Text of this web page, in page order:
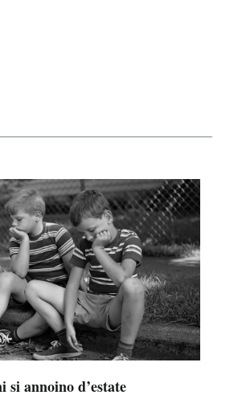
si annoino d’estate